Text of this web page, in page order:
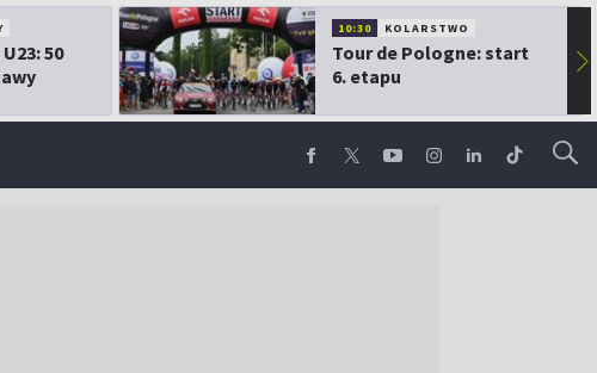
50
10:30 KOLARSTWO
Tour de Pologne: start
6. etapu
▶